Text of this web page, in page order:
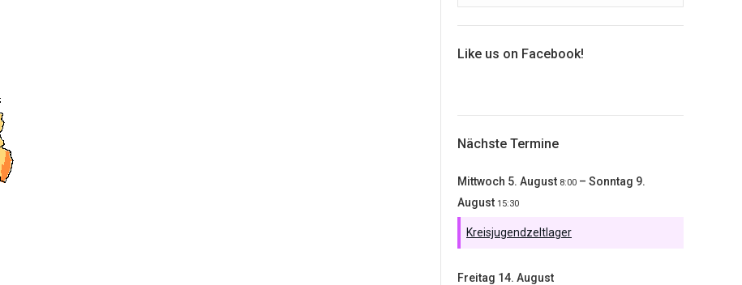
Like us on Facebook!
Nächste Termine
Mittwoch 5. August 8:00 – Sonntag 9.
August 15:30
Kreisjugendzeltlager
Freitag 14. August